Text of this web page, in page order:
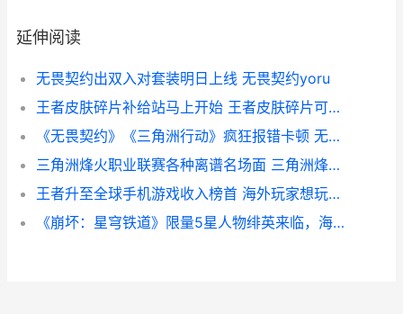
延伸阅读
无畏契约出双入对套装明日上线 无畏契约yoru
王者皮肤碎片补给站马上开始 王者皮肤碎片可兑换哪些皮肤
《无畏契约》《三角洲行动》疯狂报错卡顿 无畏契约云游戏
三角洲烽火职业联赛各种离谱名场面 三角洲烽火职业联赛季后赛
王者升至全球手机游戏收入榜首 海外玩家想玩国服王者延迟高如何办 六毫秒游戏加速器化解 王者升至全球手游多少钱
《崩坏：星穹铁道》限量5星人物绯英来临，海外党无法更新更新 崩坏星穹铁道下载